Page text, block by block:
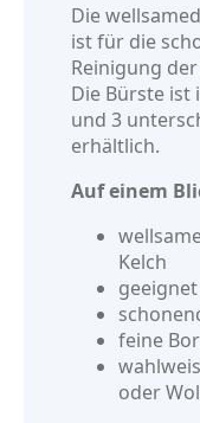
Die
ist für die
Reinigung
Die Bürste ist
und 3
erhältlich.
Auf einem
Kelch
feine
oder